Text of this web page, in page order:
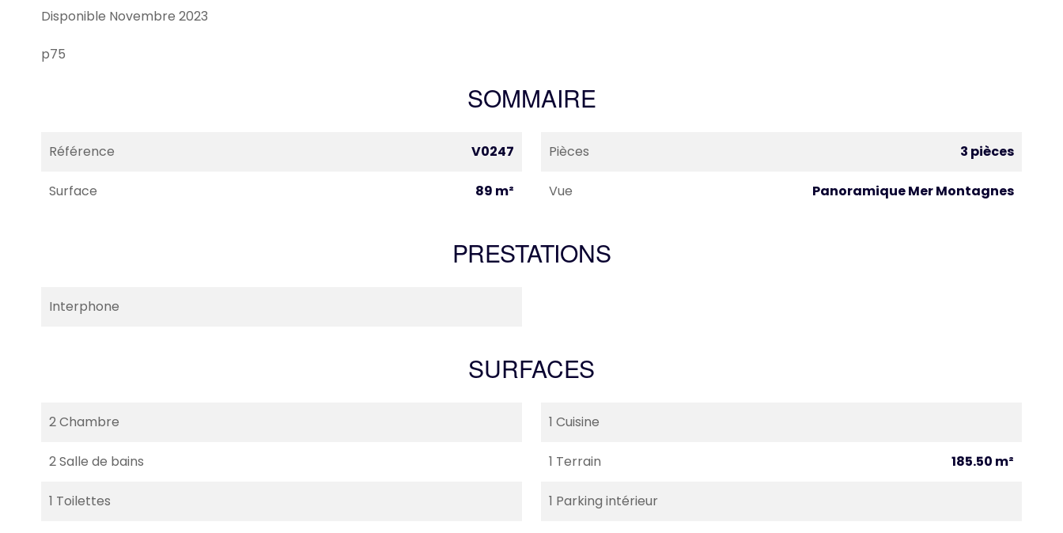
Disponible Novembre 2023
p75
SOMMAIRE
Référence V0247 Pièces 3 pièces
Surface 89 m² Vue Panoramique Mer Montagnes
PRESTATIONS
Interphone
SURFACES
2 Chambre 1 Cuisine
2 Salle de bains 1 Terrain 185.50 m²
1 Toilettes 1 Parking intérieur